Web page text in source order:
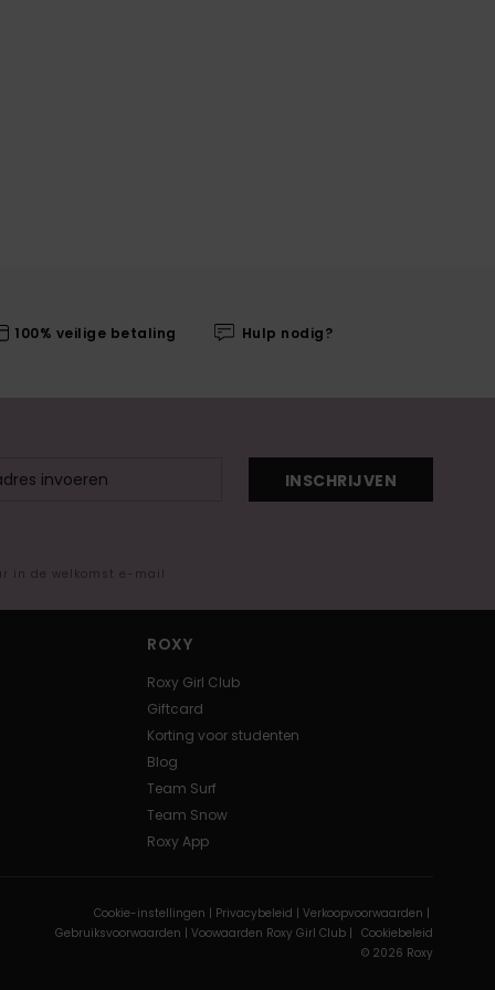
100% veilige betaling Hulp nodig?
INSCHRIJVEN
in de welkomst e-mail
ROXY
Roxy Girl Club
Giftcard
Korting voor studenten
Blog
Team Surf
Team Snow
Roxy App
Cookie-instellingen | Privacybeleid | Verkoopvoorwaarden |
Gebruiksvoorwaarden | Voowaarden Roxy Girl Club | Cookiebeleid
© 2026 Roxy